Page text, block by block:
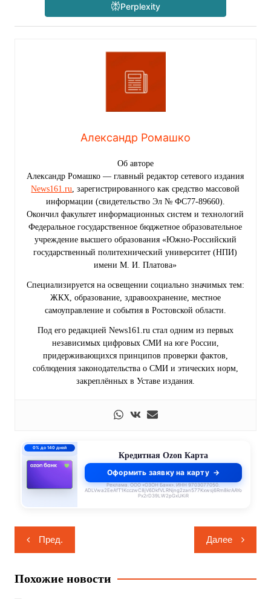
Perplexity
Александр Ромашко
Об авторе
Александр Ромашко — главный редактор сетевого издания
News161.ru, зарегистрированного как средство массовой
информации (свидетельство Эл № ФС77-89660).
Окончил факультет информационных систем и технологий
Федеральное государственное бюджетное образовательное
учреждение высшего образования «Южно-Российский
государственный политехнический университет (НПИ)
имени М. И. Платова»
Специализируется на освещении социально значимых тем:
ЖКХ, образование, здравоохранение, местное
самоуправление и события в Ростовской области.
Под его редакцией News161.ru стал одним из первых
независимых цифровых СМИ на юге России,
придерживающихся принципов проверки фактов,
соблюдения законодательства о СМИ и этических норм,
закреплённых в Уставе издания.
0% до 140 дней
Кредитная Ozon Карта
Оформить заявку на карту
Реклама. ООО «ОЗОН Банк». ИНН 9703077050.
ADLVwa2EeAfT1KcczwC8jV6DkfVLRNjng2zan577Kxwsj6Rm8krAAYo
Px2rD39LW2pGxUKiR
Навигация
по
записям
Пред. Далее
Похожие новости